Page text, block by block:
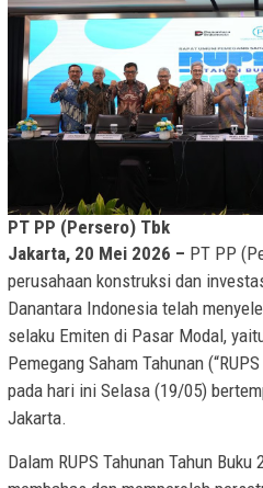
PT PP (Persero) Tbk
Jakarta, 20 Mei 2026 – PT PP
perusahaan konstruksi dan
Danantara Indonesia telah
selaku Emiten di Pasar Modal,
Pemegang Saham Tahunan
pada hari ini Selasa (19/05)
Jakarta.
Dalam RUPS Tahunan Tahun